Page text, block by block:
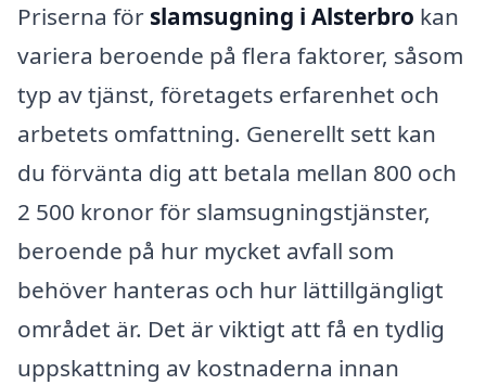
Priserna för slamsugning i Alsterbro kan
variera beroende på flera faktorer, såsom
typ av tjänst, företagets erfarenhet och
arbetets omfattning. Generellt sett kan
du förvänta dig att betala mellan 800 och
2 500 kronor för slamsugningstjänster,
beroende på hur mycket avfall som
behöver hanteras och hur lättillgängligt
området är. Det är viktigt att få en tydlig
uppskattning av kostnaderna innan